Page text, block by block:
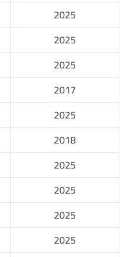
2025
2025
2025
2017
2025
2018
2025
2025
2025
2025